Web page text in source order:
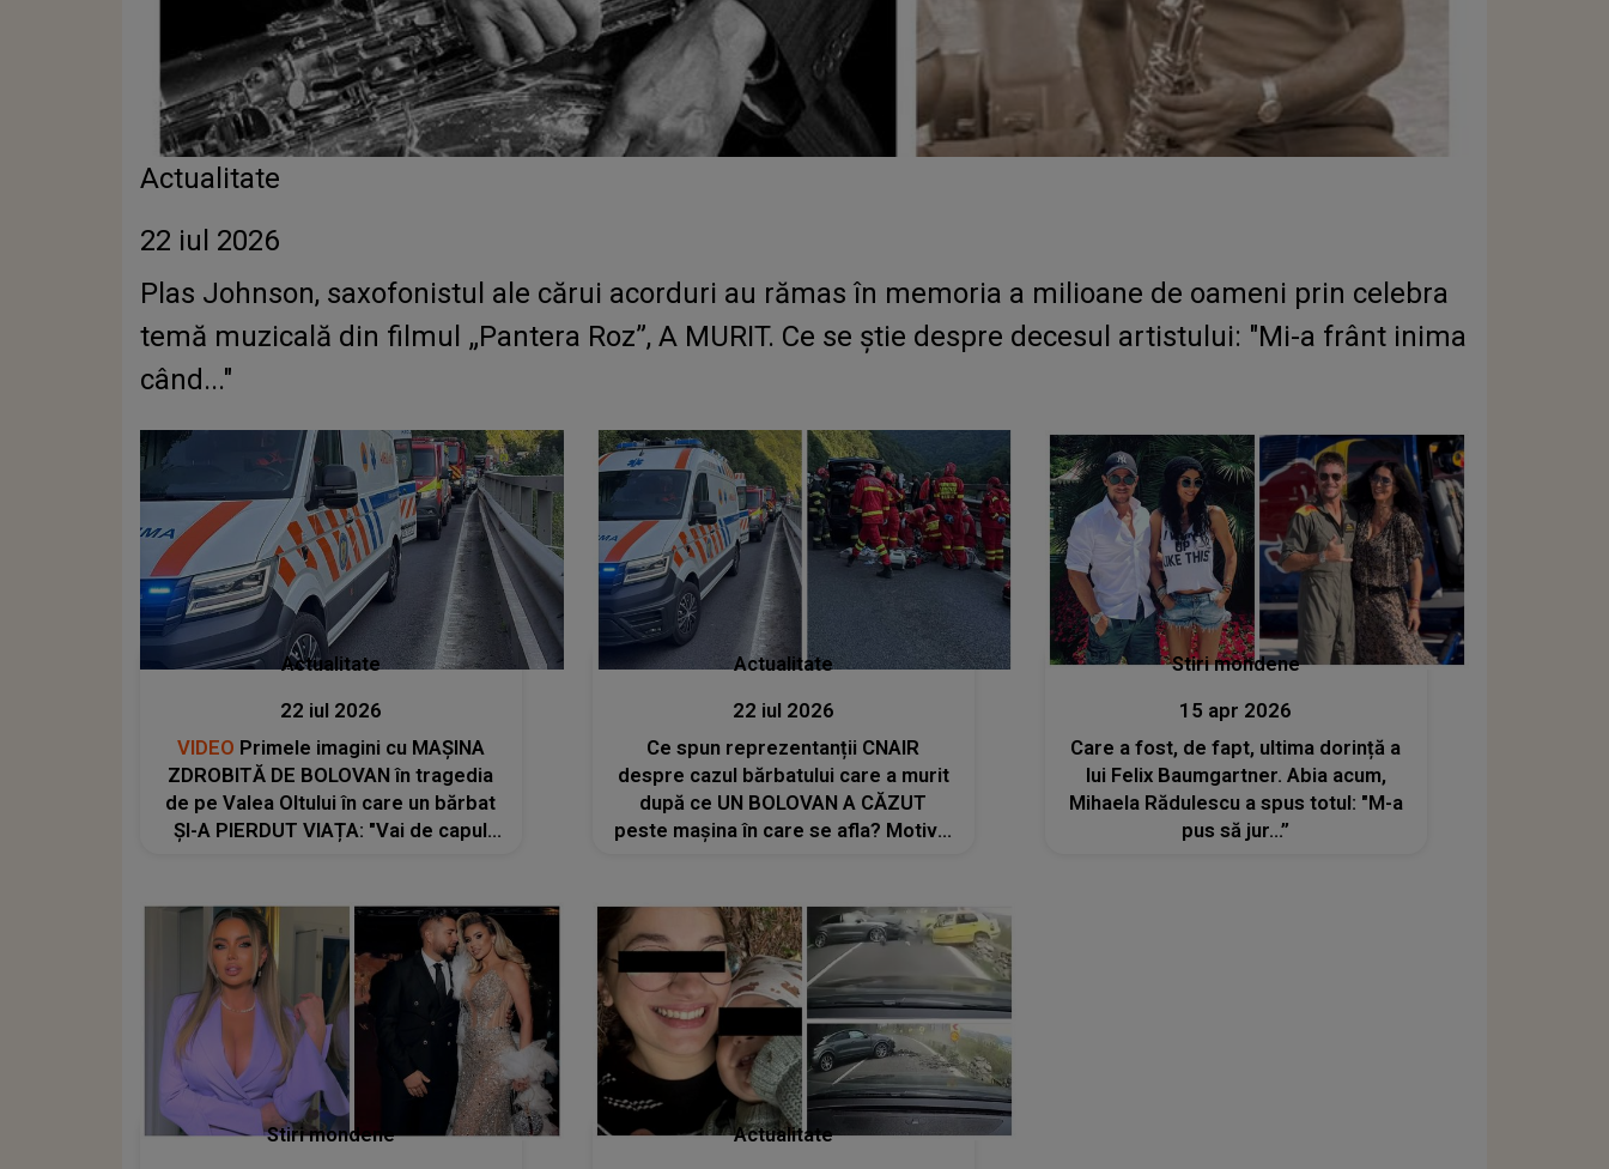
Actualitate
22 iul 2026
Plas Johnson, saxofonistul ale cărui acorduri au rămas în memoria a milioane de oameni prin celebra
temă muzicală din filmul „Pantera Roz”, A MURIT. Ce se știe despre decesul artistului: "Mi-a frânt inima
când..."
Actualitate
22 iul 2026
VIDEO Primele imagini cu MAȘINA
ZDROBITĂ DE BOLOVAN în tragedia
de pe Valea Oltului în care un bărbat
ȘI-A PIERDUT VIAȚA: "Vai de capul
Actualitate
22 iul 2026
Ce spun reprezentanții CNAIR
despre cazul bărbatului care a murit
după ce UN BOLOVAN A CĂZUT
peste mașina în care se afla? Motivul
LOC TRAGEDIA: "Ar însemna să..."
Stiri mondene
15 apr 2026
Care a fost, de fapt, ultima dorință a
lui Felix Baumgartner. Abia acum,
Mihaela Rădulescu a spus totul: "M-a
pus să jur...”
Stiri mondene Actualitate